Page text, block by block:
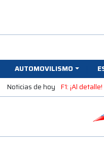
AUTOMOVILISMO
Noticias de hoy F1: ¡Al